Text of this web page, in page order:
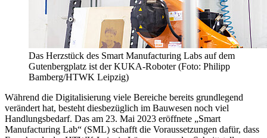
Das Herzstück des Smart Manufacturing Labs auf dem
Gutenbergplatz ist der KUKA-Roboter (Foto: Philipp
Bamberg/HTWK Leipzig)
Während die Digitalisierung viele Bereiche bereits grundlegend
verändert hat, besteht diesbezüglich im Bauwesen noch viel
Handlungsbedarf. Das am 23. Mai 2023 eröffnete „Smart
Manufacturing Lab“ (SML) schafft die Voraussetzungen dafür, dass